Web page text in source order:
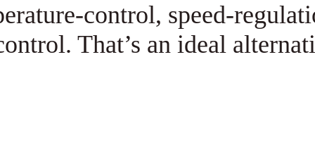
temperature-control,
power-control. That’s an